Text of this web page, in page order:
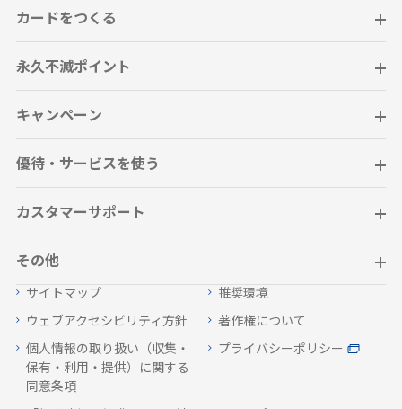
カードをつくる
永久不滅ポイント
キャンペーン
優待・サービスを使う
カスタマーサポート
その他
サイトマップ 推奨環境
ウェブアクセシビリティ方針 著作権について
個人情報の取り扱い（収集・
保有・利用・提供）に関する
同意条項
プライバシーポリシー